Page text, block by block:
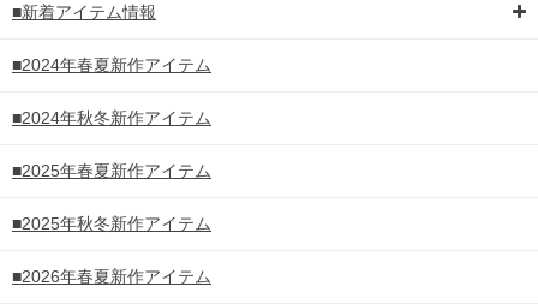
■新着アイテム情報
■2024年春夏新作アイテム
■2024年秋冬新作アイテム
■2025年春夏新作アイテム
■2025年秋冬新作アイテム
■2026年春夏新作アイテム